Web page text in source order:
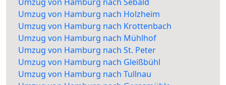
Umzug von Hamburg nach Holzheim
Umzug von Hamburg nach Krottenbach
Umzug von Hamburg nach Mühlhof
Umzug von Hamburg nach St. Peter
Umzug von Hamburg nach Gleißbühl
Umzug von Hamburg nach Tullnau